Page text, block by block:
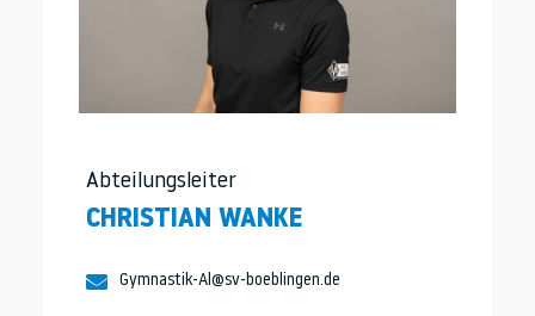
Abteilungsleiter
CHRISTIAN WANKE
Gymnastik-Al@sv-boeblingen.de